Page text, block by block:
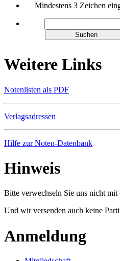
Mindestens 3 Zeichen
Weitere Links
Notenlisten als PDF
Verlagsadressen
Hilfe zur Noten-Datenbank
Hinweis
Bitte verwechseln Sie uns nicht
Und wir versenden auch keine
Anmeldung